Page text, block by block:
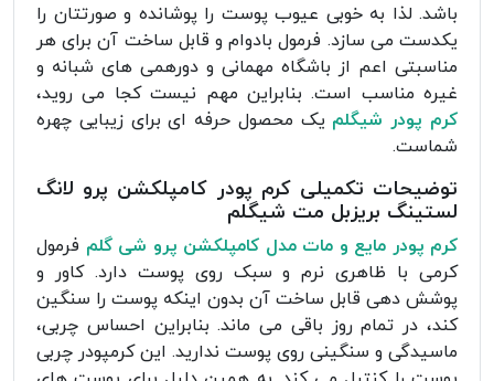
باشد. لذا به خوبی عیوب پوست را پوشانده و صورتتان را
یکدست می سازد. فرمول بادوام و قابل ساخت آن برای هر
مناسبتی اعم از باشگاه مهمانی و دورهمی های شبانه و
غیره مناسب است. بنابراین مهم نیست کجا می روید،
کرم پودر شیگلم یک محصول حرفه ای برای زیبایی چهره
شماست.
توضیحات تکمیلی کرم پودر کامپلکشن پرو لانگ
لستینگ بریزبل مت شیگلم
کرم پودر مایع و مات مدل کامپلکشن پرو شی گلم فرمول
کرمی با ظاهری نرم و سبک روی پوست دارد. کاور و
پوشش دهی قابل ساخت آن بدون اینکه پوست را سنگین
کند، در تمام روز باقی می ماند. بنابراین احساس چربی،
ماسیدگی و سنگینی روی پوست ندارید. این کرمپودر چربی